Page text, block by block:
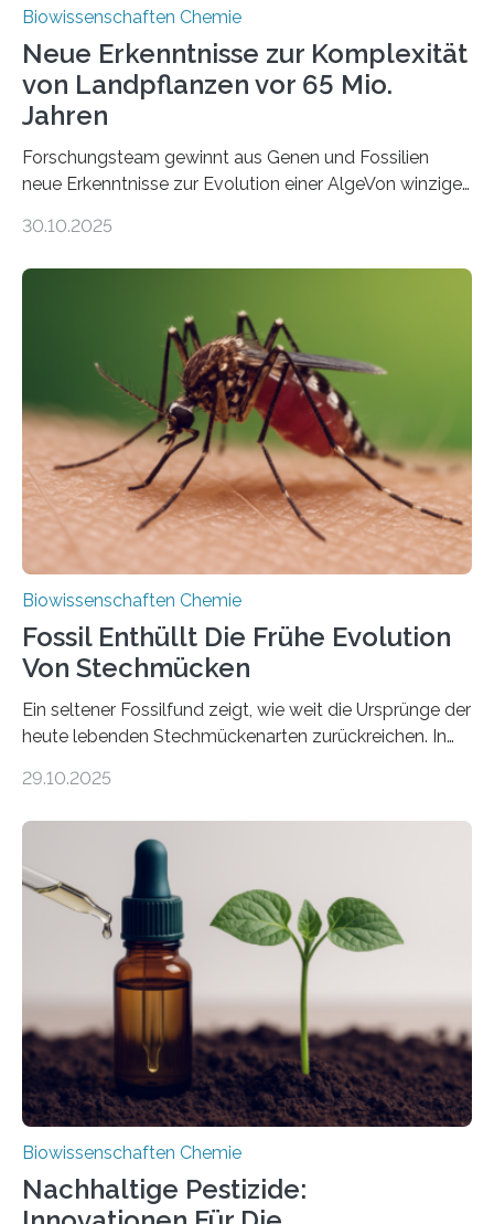
Biowissenschaften Chemie
Neue Erkenntnisse zur Komplexität
von Landpflanzen vor 65 Mio.
Jahren
Forschungsteam gewinnt aus Genen und Fossilien
neue Erkenntnisse zur Evolution einer AlgeVon winzigen
Landpflanzen zählen zu den komplexesten
Grünalgen, die vor Hunderten von Millionen Jahren
lebten. Unter den Vorfahren sticht eine Gruppe heraus,
die noch heute in der Natur vorkommt: die
Süßwasseralge Coleochaetophyceae. Einige Arten
dieser Gruppe bilden aus Zellfäden dichte Geflechte
mit scheibenförmiger Gestalt. Was auffällig ist: Die
nächsten…
30.10.2025
Biowissenschaften Chemie
Fossil Enthüllt Die Frühe Evolution
Von Stechmücken
Ein seltener Fossilfund zeigt, wie weit die Ursprünge der
heute lebenden Stechmückenarten zurückreichen. In
Forschende die bisher älteste bekannte Stechmücken-
Region Kachin in Myanmar und hat sich in
ausgezeichnetem Zustand erhalten. Es konnte als neue
Art einer neuen Gattung beschrieben werden und trägt
nun den Namen Cretosabethes primaevus. Dieser erste
fossile Nachweis einer Stechmückenlarve in Bernstein
stellt gleichzeitig den ersten Fossilfund einer
Mückenlarve aus dem Mesozoikum dar, denn…
29.10.2025
Biowissenschaften Chemie
Nachhaltige Pestizide: